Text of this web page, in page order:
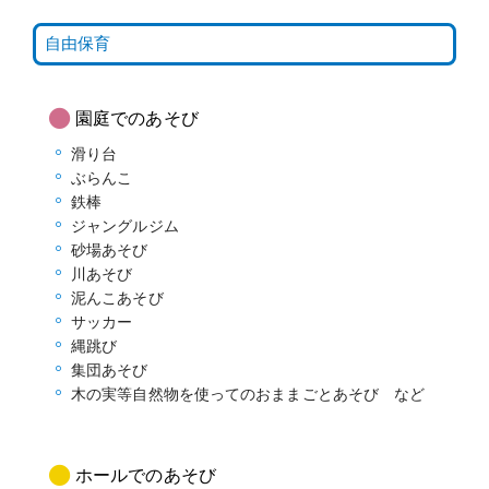
自由保育
園庭でのあそび
滑り台
ぶらんこ
鉄棒
ジャングルジム
砂場あそび
川あそび
泥んこあそび
サッカー
縄跳び
集団あそび
木の実等自然物を使ってのおままごとあそび など
ホールでのあそび